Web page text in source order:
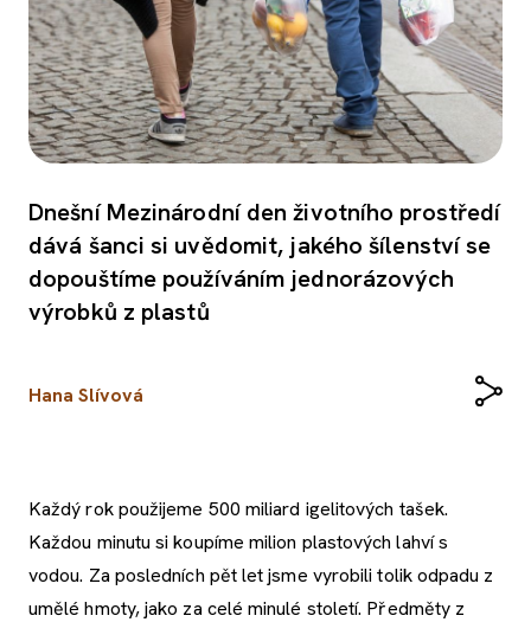
PORADNA
Dnešní Mezinárodní den životního prostředí
dává šanci si uvědomit, jakého šílenství se
dopouštíme používáním jednorázových
výrobků z plastů
Hana Slívová
Každý rok použijeme 500 miliard igelitových tašek.
Každou minutu si koupíme milion plastových lahví s
vodou. Za posledních pět let jsme vyrobili tolik odpadu z
umělé hmoty, jako za celé minulé století. Předměty z